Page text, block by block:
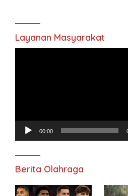
Layanan Masyarakat
00:00
Berita Olahraga